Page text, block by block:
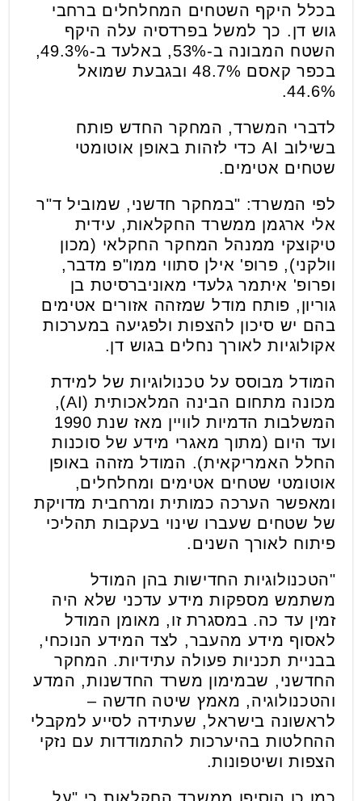
בכלל היקף השטחים המחלחלים ברחבי
גוש דן. כך למשל בפרדסיה עלה היקף
השטח המבונה ב-53%, באלעד ב-49.3%,
בכפר קאסם 48.7% ובגבעת שמואל
44.6%.
לדברי המשרד, המחקר החדש פותח
בשילוב AI כדי לזהות באופן אוטומטי
שטחים אטימים.
לפי המשרד: "במחקר חדשני, שמוביל ד"ר
אלי ארגמן ממשרד החקלאות, עידית
טיקוצקי ממנהל המחקר החקלאי (מכון
וולקני), פרופ' אילן סתווי ממו"פ מדבר,
ופרופ' איתמר גלעדי מאוניברסיטת בן
גוריון, פותח מודל שמזהה אזורים אטימים
בהם יש סיכון להצפות ולפגיעה במערכות
אקולוגיות לאורך נחלים בגוש דן.
המודל מבוסס על טכנולוגיות של למידת
מכונה מתחום הבינה המלאכותית (AI),
המשלבות הדמיות לוויין מאז שנת 1990
ועד היום (מתוך מאגרי מידע של סוכנות
החלל האמריקאית). המודל מזהה באופן
אוטומטי שטחים אטימים ומחלחלים,
ומאפשר הערכה כמותית ומרחבית מדויקת
של שטחים שעברו שינוי בעקבות תהליכי
פיתוח לאורך השנים.
"הטכנולוגיות החדישות בהן המודל
משתמש מספקות מידע עדכני שלא היה
זמין עד כה. במסגרת זו, מאומן המודל
לאסוף מידע מהעבר, לצד המידע הנוכחי,
בבניית תכניות פעולה עתידיות. המחקר
החדשני, שבמימון משרד החדשנות, המדע
והטכנולוגיה, מאמץ שיטה חדשה –
לראשונה בישראל, שעתידה לסייע למקבלי
ההחלטות בהיערכות להתמודדות עם נזקי
הצפות ושיטפונות.
כמו כן הוסיפו ממשרד החקלאות כי "על